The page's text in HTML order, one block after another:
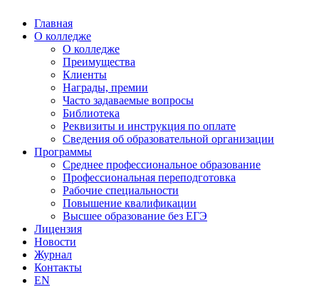
Главная
О колледже
О колледже
Преимущества
Клиенты
Награды, премии
Часто задаваемые вопросы
Библиотека
Реквизиты и инструкция по оплате
Сведения об образовательной организации
Программы
Среднее профессиональное образование
Профессиональная переподготовка
Рабочие специальности
Повышение квалификации
Высшее образование без ЕГЭ
Лицензия
Новости
Журнал
Контакты
EN